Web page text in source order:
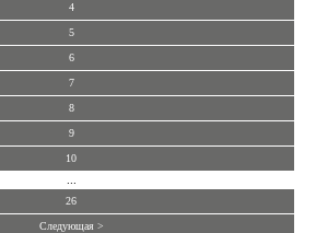
4
5
6
7
8
9
10
26
Следующая >